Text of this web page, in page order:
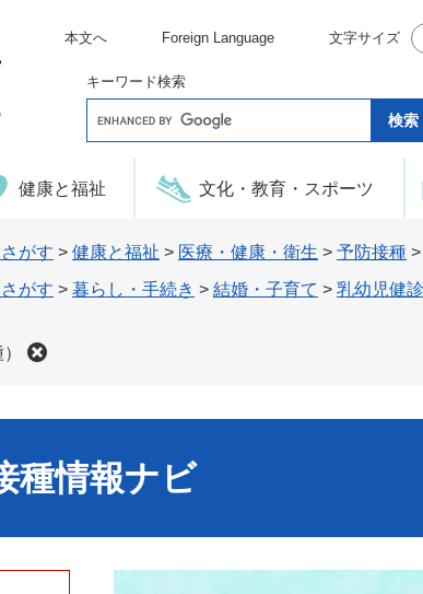
本文へ Foreign Language 文字サイズ
キーワード検索
o
e
タ
ム
検
索
健康と福祉 文化・教育・スポーツ
がす > 健康と福祉 > 医療・健康・衛生 > 予防接種 >
がす > 暮らし・手続き > 結婚・子育て > 乳幼児健
種情報ナビ